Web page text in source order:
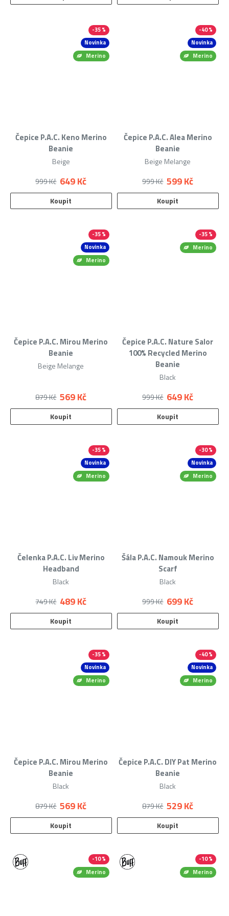
Novinka
Merino
-35 %
Čepice P.A.C. Keno Merino
Beanie
Beige
649 Kč
999 Kč
Koupit
Novinka
Merino
-40 %
Čepice P.A.C. Alea Merino
Beanie
Beige Melange
599 Kč
999 Kč
Koupit
Novinka
Merino
-35 %
Čepice P.A.C. Mirou Merino
Beanie
Beige Melange
569 Kč
879 Kč
Koupit
Merino
-35 %
Čepice P.A.C. Nature Salor
100% Recycled Merino
Beanie
Black
649 Kč
999 Kč
Koupit
Novinka
Merino
-35 %
Čelenka P.A.C. Liv Merino
Headband
Black
489 Kč
749 Kč
Koupit
Novinka
Merino
-30 %
Šála P.A.C. Namouk Merino
Scarf
Black
699 Kč
999 Kč
Koupit
Novinka
Merino
-35 %
Čepice P.A.C. Mirou Merino
Beanie
Black
569 Kč
879 Kč
Koupit
Novinka
Merino
-40 %
Čepice P.A.C. DIY Pat Merino
Beanie
Black
529 Kč
879 Kč
Koupit
Merino
-10 %
Merino
-10 %